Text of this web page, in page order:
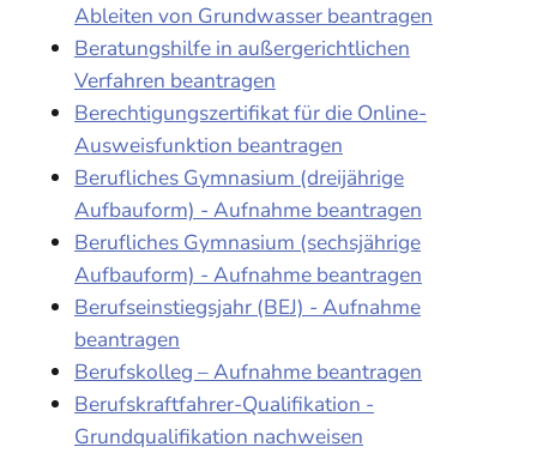
Ableiten von Grundwasser beantragen
Beratungshilfe in außergerichtlichen
Verfahren beantragen
Berechtigungszertifikat für die Online-
Ausweisfunktion beantragen
Berufliches Gymnasium (dreijährige
Aufbauform) - Aufnahme beantragen
Berufliches Gymnasium (sechsjährige
Aufbauform) - Aufnahme beantragen
Berufseinstiegsjahr (BEJ) - Aufnahme
beantragen
Berufskolleg – Aufnahme beantragen
Berufskraftfahrer-Qualifikation -
Grundqualifikation nachweisen